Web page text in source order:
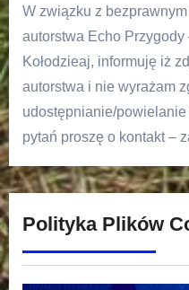
W związku z
autorstwa Echo
Kołodzieaj, informuję iż
autorstwa i nie wyrażam
udostępnianie/
pytań proszę o kontakt –
Polityka Plików